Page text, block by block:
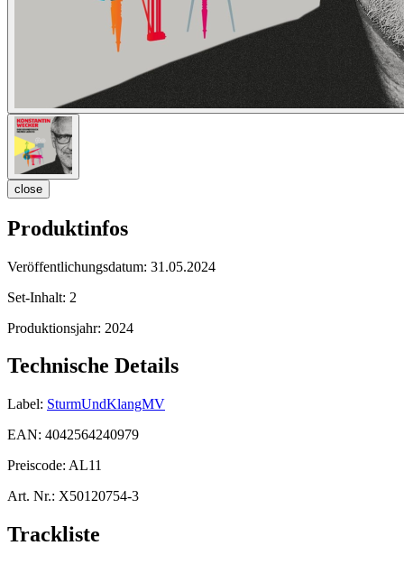
close
Produktinfos
Veröffentlichungsdatum: 31.05.2024
Set-Inhalt: 2
Produktionsjahr: 2024
Technische Details
Label: SturmUndKlangMV
EAN: 4042564240979
Preiscode: AL11
Art. Nr.: X50120754-3
Trackliste